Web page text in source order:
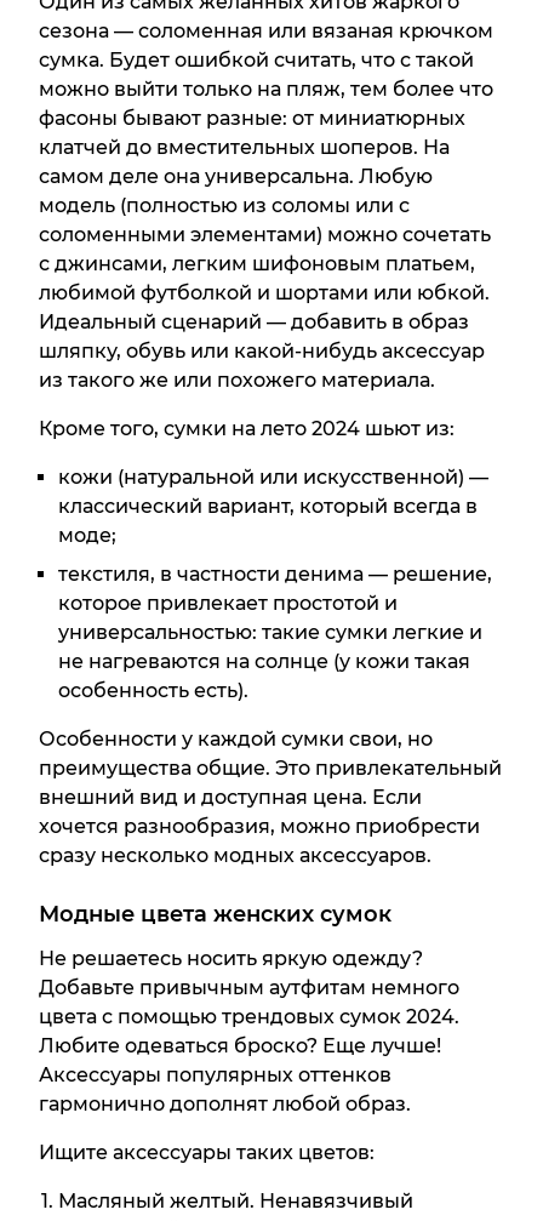
сезона — соломенная или вязаная крючком
сумка. Будет ошибкой считать, что с такой
можно выйти только на пляж, тем более что
фасоны бывают разные: от миниатюрных
клатчей до вместительных шоперов. На
самом деле она универсальна. Любую
модель (полностью из соломы или с
соломенными элементами) можно сочетать
с джинсами, легким шифоновым платьем,
любимой футболкой и шортами или юбкой.
Идеальный сценарий — добавить в образ
шляпку, обувь или какой-нибудь аксессуар
из такого же или похожего материала.
Кроме того, сумки на лето 2024 шьют из:
кожи (натуральной или искусственной) —
классический вариант, который всегда в
моде;
текстиля, в частности денима — решение,
которое привлекает простотой и
универсальностью: такие сумки легкие и
не нагреваются на солнце (у кожи такая
особенность есть).
Особенности у каждой сумки свои, но
преимущества общие. Это привлекательный
внешний вид и доступная цена. Если
хочется разнообразия, можно приобрести
сразу несколько модных аксессуаров.
Модные цвета женских сумок
Не решаетесь носить яркую одежду?
Добавьте привычным аутфитам немного
цвета с помощью трендовых сумок 2024.
Любите одеваться броско? Еще лучше!
Аксессуары популярных оттенков
гармонично дополнят любой образ.
Ищите аксессуары таких цветов:
Масляный желтый. Ненавязчивый